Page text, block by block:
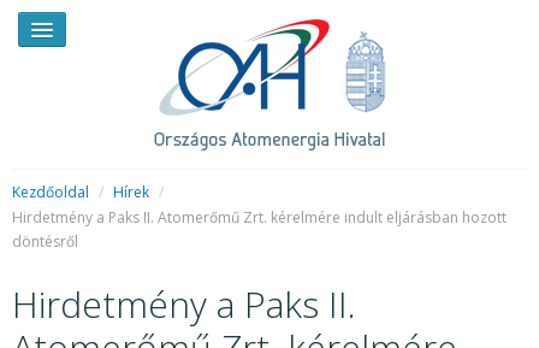
HÍREK
RENDKÍVÜLI HÍREK
Kezdőoldal / Hírek /
Hirdetmény a Paks II. Atomerőmű Zrt. kérelmére indult eljárásban hozott
döntésről
Hirdetmény a Paks II.